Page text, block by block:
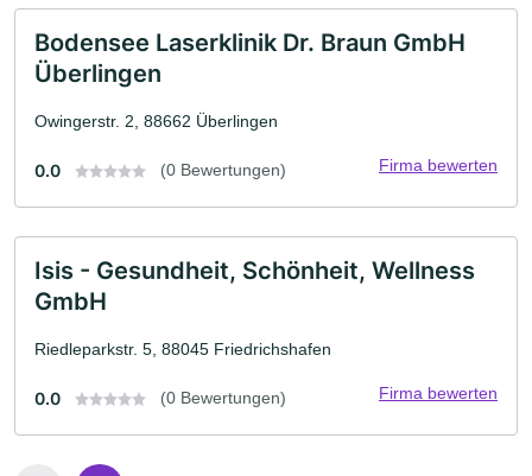
Bodensee Laserklinik Dr. Braun GmbH
Überlingen
Owingerstr. 2, 88662 Überlingen
0.0 (0 Bewertungen) Firma bewerten
Isis - Gesundheit, Schönheit, Wellness
GmbH
Riedleparkstr. 5, 88045 Friedrichshafen
0.0 (0 Bewertungen) Firma bewerten